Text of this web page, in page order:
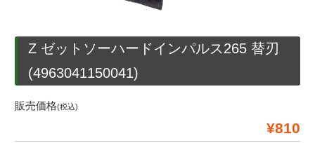
Z ゼットソーハードインパルス265 替刃
(4963041150041)
販売価格(税込)
¥810